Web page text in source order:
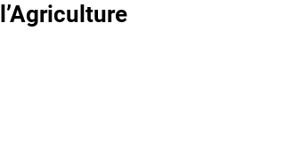
l’Agriculture